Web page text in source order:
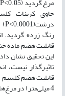
حاوی کربنات
رنگ زرده گردید.
قابلیت هضم ماده
این تحقیق نشان
تاثیرگذار نیست،
4 میلی‌متر) در مرغ‌های جوان توصیه می‌گردد.